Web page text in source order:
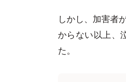
しかし、加害者
からない以上、
た。